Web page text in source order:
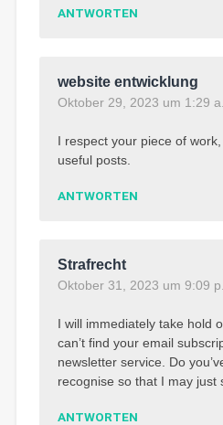
ANTWORTEN
website entwicklung
Oktober 29, 2023 um 1:29
I respect your piece of
useful posts.
ANTWORTEN
Strafrecht
Oktober 31, 2023 um 9:09
I will immediately take hold
can’t find your email
newsletter service. Do
recognise so that I may just
ANTWORTEN